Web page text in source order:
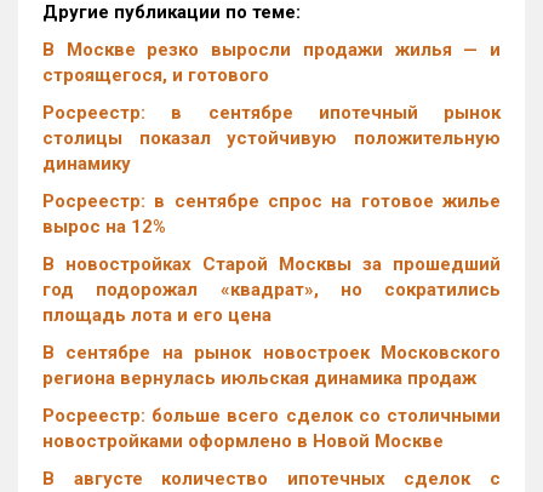
Другие публикации по теме:
В Москве резко выросли продажи жилья — и
строящегося, и готового
Росреестр: в сентябре ипотечный рынок
столицы показал устойчивую положительную
динамику
Росреестр: в сентябре спрос на готовое жилье
вырос на 12%
В новостройках Старой Москвы за прошедший
год подорожал «квадрат», но сократились
площадь лота и его цена
В сентябре на рынок новостроек Московского
региона вернулась июльская динамика продаж
Росреестр: больше всего сделок со столичными
новостройками оформлено в Новой Москве
В августе количество ипотечных сделок с